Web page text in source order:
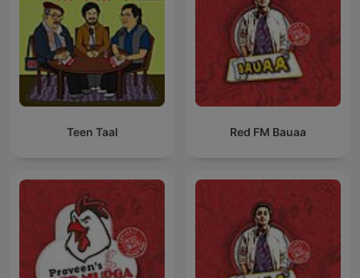
Teen Taal Red FM Bauaa